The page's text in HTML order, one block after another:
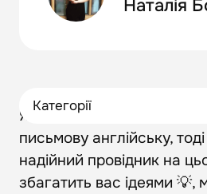
Наталія
Категорії
Якщо задаєтеся
письмову англійську,
надійний провідник на
збагатить вас ідеями 💡,